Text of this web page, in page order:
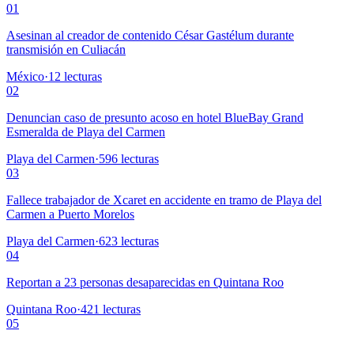
01
Asesinan al creador de contenido César Gastélum durante
transmisión en Culiacán
México·12 lecturas
02
Denuncian caso de presunto acoso en hotel BlueBay Grand
Esmeralda de Playa del Carmen
Playa del Carmen·596 lecturas
03
Fallece trabajador de Xcaret en accidente en tramo de Playa del
Carmen a Puerto Morelos
Playa del Carmen·623 lecturas
04
Reportan a 23 personas desaparecidas en Quintana Roo
Quintana Roo·421 lecturas
05